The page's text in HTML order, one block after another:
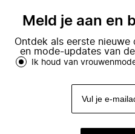
Meld je aan en
Ontdek als eerste
en mode-updates van
Ik houd van